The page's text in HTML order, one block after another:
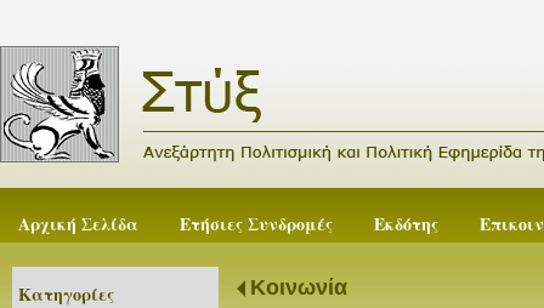
Αρχική Σελίδα Ετήσιες Συνδρομές Εκδότης
Κατηγορίες Κοινωνία